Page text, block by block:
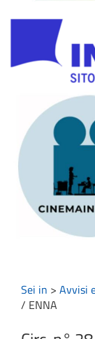
Sei in > Avvisi
/ ENNA